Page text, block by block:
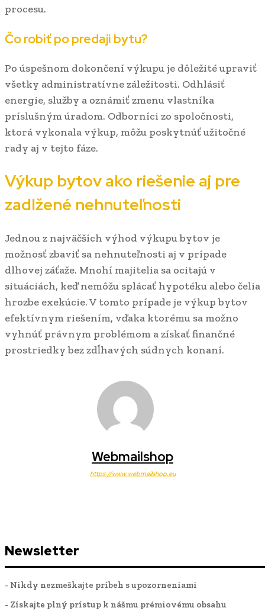
procesu.
Čo robiť po predaji bytu?
Po úspešnom dokončení výkupu je dôležité upraviť
všetky administratívne záležitosti. Odhlásiť
energie, služby a oznámiť zmenu vlastníka
príslušným úradom. Odborníci zo spoločnosti,
ktorá vykonala výkup, môžu poskytnúť užitočné
rady aj v tejto fáze.
Výkup bytov ako riešenie aj pre
zadlžené nehnuteľnosti
Jednou z najväčších výhod výkupu bytov je
možnosť zbaviť sa nehnuteľnosti aj v prípade
dlhovej záťaže. Mnohí majitelia sa ocitajú v
situáciách, keď nemôžu splácať hypotéku alebo čelia
hrozbe exekúcie. V tomto prípade je výkup bytov
efektívnym riešením, vďaka ktorému sa možno
vyhnúť právnym problémom a získať finančné
prostriedky bez zdĺhavých súdnych konaní.
Webmailshop
https://www.webmailshop.eu
Newsletter
- Nikdy nezmeškajte príbeh s upozorneniami
- Získajte plný prístup k nášmu prémiovému obsahu